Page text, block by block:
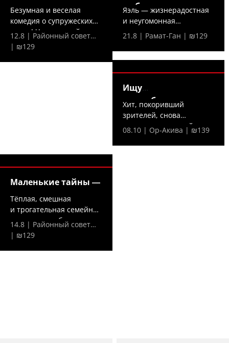
Безумная и веселая
комедия о супружеских
парах! Что произойдет,...
12.8 | Районный совет…
| ₪129
любовь —
Яэль — жизнерадостная
и неугомонная
холостячка — решает,
что...
21.8 | Рамат-Ган | ₪129
Ищу
домработницу —
Хит, покоривший
зрителей, снова
на сцене — в новой,...
08.10 | Ор-Акива | ₪139
Маленькие тайны —
Тёплая, смешная
и трогательная семейная
комедия о любви,...
14.8 | Районный совет…
| ₪129